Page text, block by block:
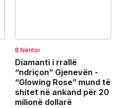
8 Nëntor
Diamanti i rrallë
“ndriçon” Gjenevën -
“Glowing Rose” mund të
shitet në ankand për 20
milionë dollarë